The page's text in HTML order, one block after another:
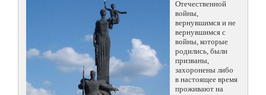
Отечественной
войны,
вернувшимся и не
вернувшимся с
войны, которые
родились, были
призваны,
захоронены либо
в настоящее время
проживают на